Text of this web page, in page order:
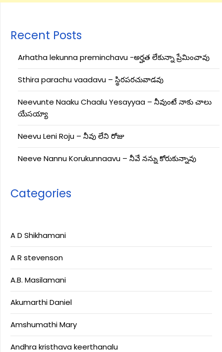
Recent Posts
Arhatha lekunna preminchavu -అర్హత లేకున్నా ప్రేమించావు
Sthira parachu vaadavu – స్థిరపరచువాడవు
Neevunte Naaku Chaalu Yesayyaa – నీవుంటే నాకు చాలు
యేసయ్యా
Neevu Leni Roju – నీవు లేని రోజు
Neeve Nannu Korukunnaavu – నీవే నన్ను కోరుకున్నావు
Categories
A D Shikhamani
A R stevenson
A.B. Masilamani
Akumarthi Daniel
Amshumathi Mary
Andhra kristhava keerthanalu